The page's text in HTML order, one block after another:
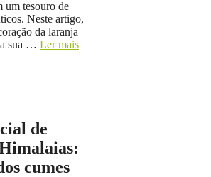
um tesouro de
Neste artigo,
da laranja
sua … Ler mais
de
cumes